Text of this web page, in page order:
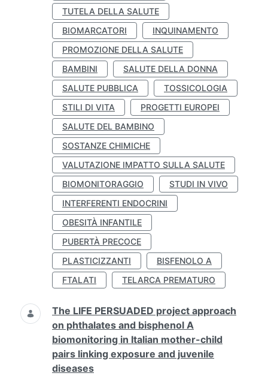
TUTELA DELLA SALUTE
BIOMARCATORI
INQUINAMENTO
PROMOZIONE DELLA SALUTE
BAMBINI
SALUTE DELLA DONNA
SALUTE PUBBLICA
TOSSICOLOGIA
STILI DI VITA
PROGETTI EUROPEI
SALUTE DEL BAMBINO
SOSTANZE CHIMICHE
VALUTAZIONE IMPATTO SULLA SALUTE
BIOMONITORAGGIO
STUDI IN VIVO
INTERFERENTI ENDOCRINI
OBESITÀ INFANTILE
PUBERTÀ PRECOCE
PLASTICIZZANTI
BISFENOLO A
FTALATI
TELARCA PREMATURO
The LIFE PERSUADED project approach
on phthalates and bisphenol A
biomonitoring in Italian mother-child
pairs linking exposure and juvenile
diseases